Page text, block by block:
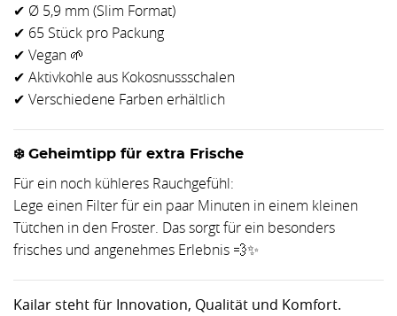
✔ Ø 5,9 mm (Slim Format)
✔ 65 Stück pro Packung
✔ Vegan 🌱
✔ Aktivkohle aus Kokosnussschalen
✔ Verschiedene Farben erhältlich
❄️ Geheimtipp für extra Frische
Für ein noch kühleres Rauchgefühl:
Lege einen Filter für ein paar Minuten in einem kleinen
Tütchen in den Froster. Das sorgt für ein besonders
frisches und angenehmes Erlebnis 💨✨
Kailar steht für Innovation, Qualität und Komfort.